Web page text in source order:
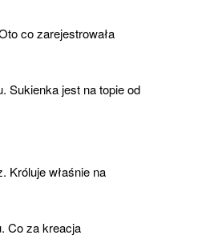
co zarejestrowała
Sukienka jest na topie od
Króluje właśnie na
Co za kreacja